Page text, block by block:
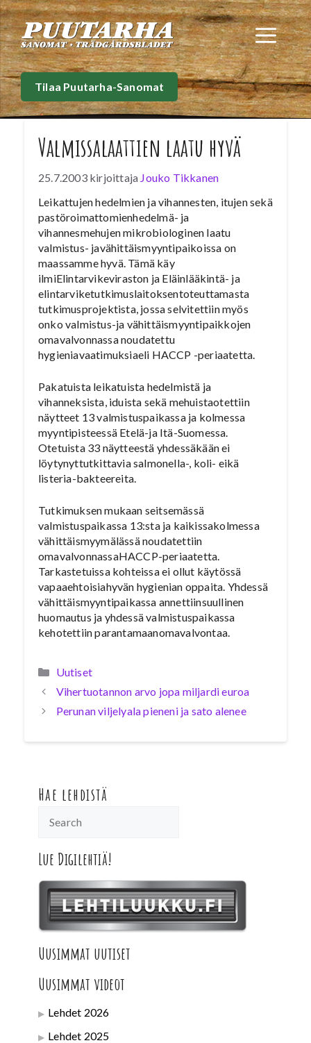
Siirry
sisältöön
Tilaa Puutarha-Sanomat
Valmissalaattien laatu hyvä
25.7.2003 kirjoittaja Jouko Tikkanen
Leikattujen hedelmien ja vihannesten, itujen sekä
pastöroimattomienhedelmä- ja
vihannesmehujen mikrobiologinen laatu
valmistus- javähittäismyyntipaikoissa on
maassamme hyvä. Tämä käy
ilmiElintarvikeviraston ja Eläinlääkintä- ja
elintarviketutkimuslaitoksentoteuttamasta
tutkimusprojektista, jossa selvitettiin myös
onko valmistus-ja vähittäismyyntipaikkojen
omavalvonnassa noudatettu
hygieniavaatimuksiaeli HACCP -periaatetta.
Pakatuista leikatuista hedelmistä ja
vihanneksista, iduista sekä mehuistaotettiin
näytteet 13 valmistuspaikassa ja kolmessa
myyntipisteessä Etelä-ja Itä-Suomessa.
Otetuista 33 näytteestä yhdessäkään ei
löytynyttutkittavia salmonella-, koli- eikä
listeria-bakteereita.
Tutkimuksen mukaan seitsemässä
valmistuspaikassa 13:sta ja kaikissakolmessa
vähittäismyymälässä noudatettiin
omavalvonnassaHACCP-periaatetta.
Tarkastetuissa kohteissa ei ollut käytössä
vapaaehtoisiahyvän hygienian oppaita. Yhdessä
vähittäismyyntipaikassa annettiinsuullinen
huomautus ja yhdessä valmistuspaikassa
kehotettiin parantamaanomavalvontaa.
Kategoriat
Uutiset
Vihertuotannon arvo jopa miljardi euroa
Perunan viljelyala pieneni ja sato alenee
Hae lehdistä
Lue Digilehtiä!
Uusimmat uutiset
Uusimmat videot
Lehdet 2026
Lehdet 2025